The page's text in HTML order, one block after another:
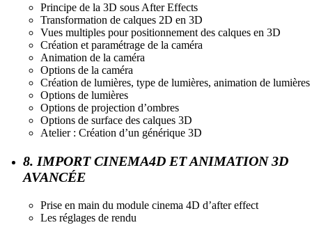
Principe de la 3D sous After Effects
Transformation de calques 2D en 3D
Vues multiples pour positionnement des calques en 3D
Création et paramétrage de la caméra
Animation de la caméra
Options de la caméra
Création de lumières, type de lumières, animation de lumières
Options de lumières
Options de projection d’ombres
Options de surface des calques 3D
Atelier : Création d’un générique 3D
8. IMPORT CINEMA4D ET ANIMATION 3D
AVANCÉE
Prise en main du module cinema 4D d’after effect
Les réglages de rendu